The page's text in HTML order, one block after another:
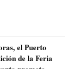
el Puerto
de la Feria